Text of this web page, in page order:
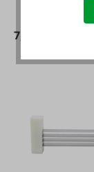
7,50 €*